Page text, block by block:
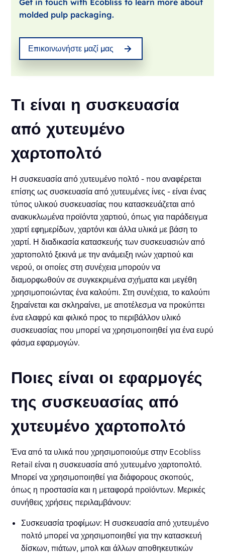
Get in touch with Ecobliss to learn more about
molded pulp packaging.
Επικοινωνήστε μαζί μας
Τι είναι η συσκευασία
από χυτευμένο
χαρτοπολτό
Η συσκευασία από χυτευμένο πολτό - που αναφέρεται
επίσης ως συσκευασία από χυτευμένες ίνες - είναι ένας
τύπος υλικού συσκευασίας που κατασκευάζεται από
ανακυκλωμένα προϊόντα χαρτιού, όπως για παράδειγμα
χαρτί εφημερίδων, χαρτόνι και άλλα υλικά με βάση το
χαρτί. Η διαδικασία κατασκευής των συσκευασιών από
χαρτοπολτό ξεκινά με την ανάμειξη ινών χαρτιού και
νερού, οι οποίες στη συνέχεια μπορούν να
διαμορφωθούν σε συγκεκριμένα σχήματα και μεγέθη
χρησιμοποιώντας ένα καλούπι. Στη συνέχεια, το καλούπι
ξηραίνεται και σκληραίνει, με αποτέλεσμα να προκύπτει
ένα ελαφρύ και φιλικό προς το περιβάλλον υλικό
συσκευασίας που μπορεί να χρησιμοποιηθεί για ένα ευρύ
φάσμα εφαρμογών.
Ποιες είναι οι εφαρμογές
της συσκευασίας από
χυτευμένο χαρτοπολτό
Ένα από τα υλικά που χρησιμοποιούμε στην Ecobliss
Retail είναι η συσκευασία από χυτευμένο χαρτοπολτό.
Μπορεί να χρησιμοποιηθεί για διάφορους σκοπούς,
όπως η προστασία και η μεταφορά προϊόντων. Μερικές
συνήθεις χρήσεις περιλαμβάνουν:
Συσκευασία τροφίμων: Η συσκευασία από χυτευμένο
πολτό μπορεί να χρησιμοποιηθεί για την κατασκευή
δίσκων, πιάτων, μπολ και άλλων αποθηκευτικών